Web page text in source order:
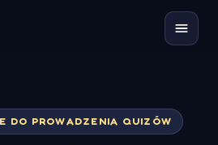
DO PROWADZENIA QUIZÓW